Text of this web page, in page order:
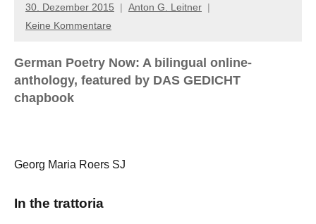
30. Dezember 2015
Anton G. Leitner
Keine Kommentare
German Poetry Now: A bilingual online-
anthology, featured by DAS GEDICHT
chapbook
Georg Maria Roers SJ
In the trattoria